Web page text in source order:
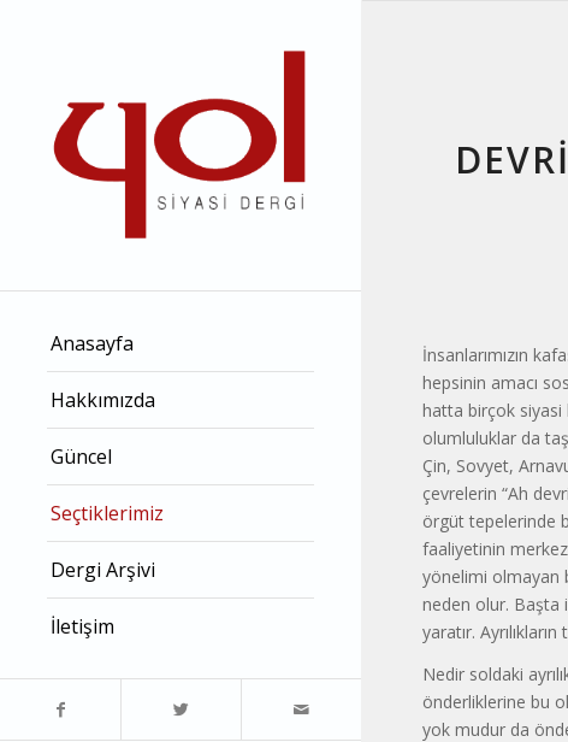
Anasayfa
Hakkımızda
Güncel
Seçtiklerimiz
Dergi Arşivi
İletişim
İnsanlarımızın
hepsinin amacı
hatta birçok siyasi
olumluluklar da
Çin, Sovyet,
çevrelerin “Ah
örgüt tepelerinde
faaliyetinin
yönelimi olmayan
neden olur. Başta
yaratır.
Nedir soldaki
önderliklerine bu
yok mudur da